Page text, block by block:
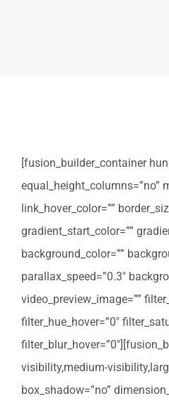
[fusion_builder_container
equal_height_columns=”no”
link_hover_color=””
gradient_start_color=””
background_color=””
parallax_speed=”0.3″
video_preview_image=””
filter_hue_hover=”0″
visibility,medium-
box_shadow=”no”